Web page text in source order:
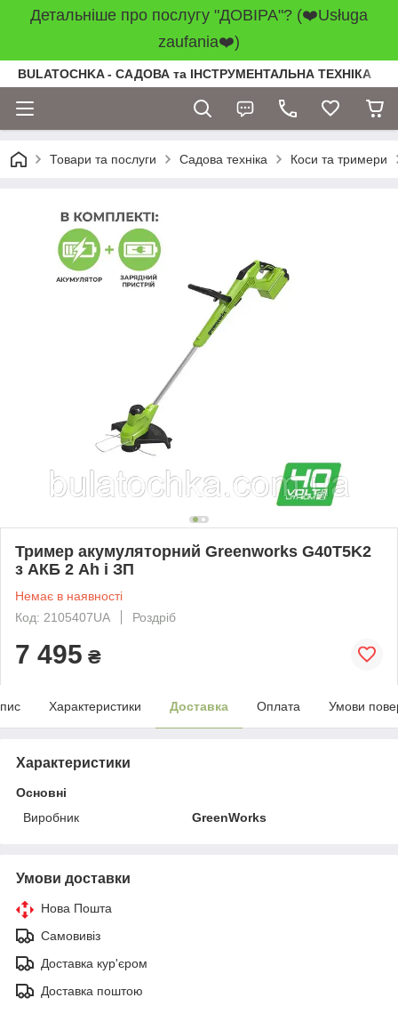
Детальніше про послугу "ДОВІРА"? (❤️Usługa
zaufania❤️)
BULATOCHKA - САДОВА та ІНСТРУМЕНТАЛЬНА ТЕХНІКА
Товари та послуги Садова техніка Коси та тримери
Тример акумуляторний Greenworks G40T5K2
з АКБ 2 Ah і ЗП
Немає в наявності
Код: 2105407UA
Роздріб
7 495 ₴
Характеристики Доставка Оплата Умови
Характеристики
Основні
Виробник
GreenWorks
Умови доставки
Нова Пошта
Самовивіз
Доставка кур'єром
Доставка поштою